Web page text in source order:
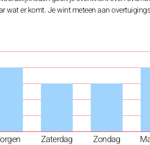
Zaterdag Zondag
wat er komt. Je wint meteen aan